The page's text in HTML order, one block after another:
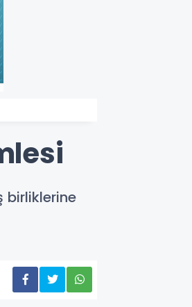
birliklerine